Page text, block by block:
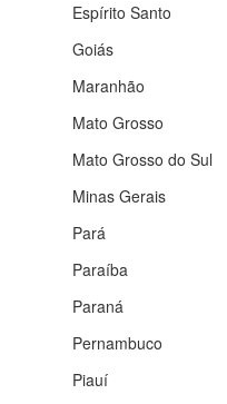
Espírito Santo
Goiás
Maranhão
Mato Grosso
Mato Grosso do Sul
Minas Gerais
Pará
Paraíba
Paraná
Pernambuco
Piauí